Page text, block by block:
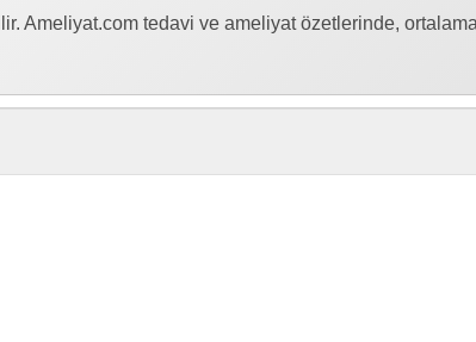
Ameliyat.com tedavi ve ameliyat özetlerinde,